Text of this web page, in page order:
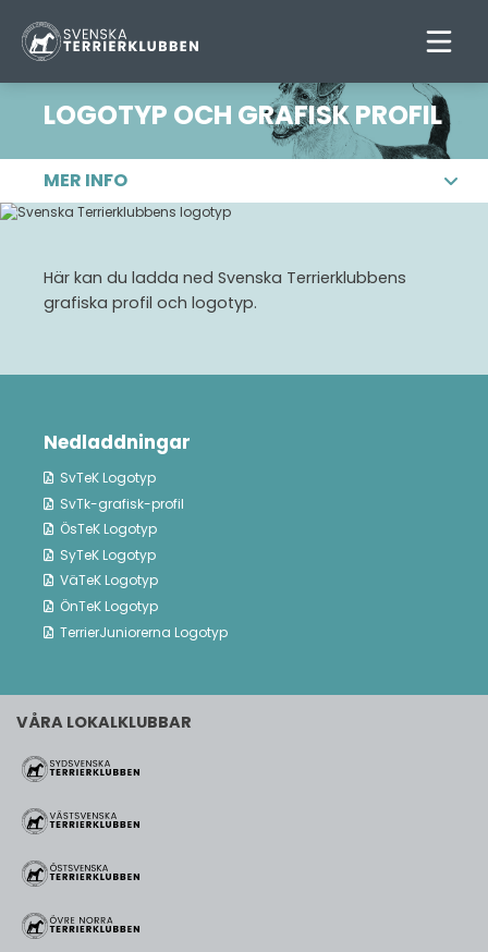
LOGOTYP OCH GRAFISK PROFIL
MER INFO
STYRELSEN
RAS- & LOKALKLUBBAR
UTMÄRKELSER
KOMMITTÉER
Avel
Utbildning & förening
Jakt
Mentalitet
Här kan du ladda ned Svenska Terrierklubbens
grafiska profil och logotyp.
Nedladdningar
SvTeK Logotyp
SvTk-grafisk-profil
ÖsTeK Logotyp
SyTeK Logotyp
VäTeK Logotyp
ÖnTeK Logotyp
TerrierJuniorerna Logotyp
VÅRA LOKALKLUBBAR